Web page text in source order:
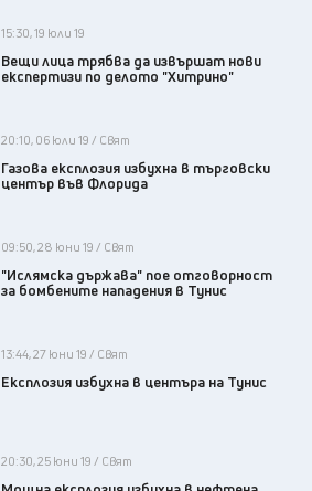
15:30, 19 юли 19
Вещи лица трябва да извършат нови
експертизи по делото "Хитрино"
20:10, 06 юли 19 / Свят
Газова експлозия избухна в търговски
център във Флорида
09:50, 28 юни 19 / Свят
"Ислямска държава" пое отговорност
за бомбените нападения в Тунис
13:44, 27 юни 19 / Свят
Експлозия избухна в центъра на Тунис
20:30, 25 юни 19 / Свят